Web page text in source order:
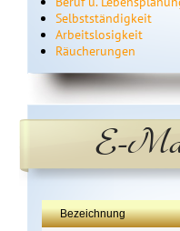
Selbstständigkeit
Arbeitslosigkeit
Räucherungen
E-
Bezeichnung